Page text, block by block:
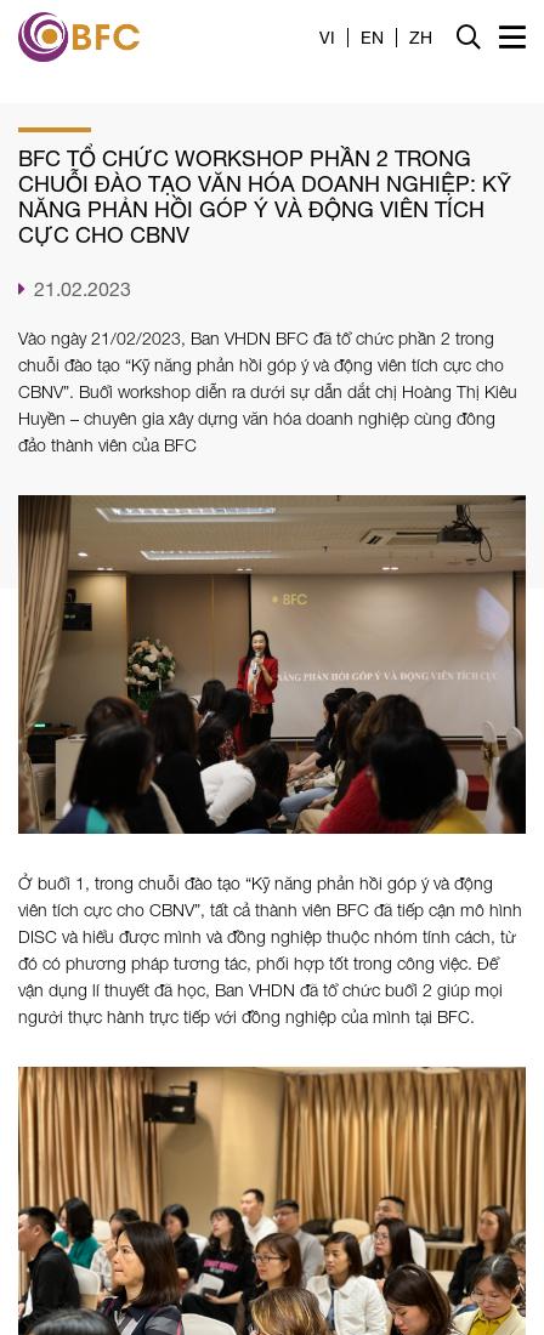
Trang chủ
Dịch vụ
Tin tức
Liên hệ
Tuyển dụng
Công cụ
VI EN ZH
BFC TỔ CHỨC WORKSHOP PHẦN 2 TRONG
CHUỖI ĐÀO TẠO VĂN HÓA DOANH NGHIỆP: KỸ
NĂNG PHẢN HỒI GÓP Ý VÀ ĐỘNG VIÊN TÍCH
CỰC CHO CBNV
21.02.2023
Vào ngày 21/02/2023, Ban VHDN BFC đã tổ chức phần 2 trong
chuỗi đào tạo “Kỹ năng phản hồi góp ý và động viên tích cực cho
CBNV”. Buổi workshop diễn ra dưới sự dẫn dắt chị Hoàng Thị Kiêu
Huyền – chuyên gia xây dựng văn hóa doanh nghiệp cùng đông
đảo thành viên của BFC
Ở buổi 1, trong chuỗi đào tạo “Kỹ năng phản hồi góp ý và động
viên tích cực cho CBNV”, tất cả thành viên BFC đã tiếp cận mô hình
DISC và hiểu được mình và đồng nghiệp thuộc nhóm tính cách, từ
đó có phương pháp tương tác, phối hợp tốt trong công việc. Để
vận dụng lí thuyết đã học, Ban VHDN đã tổ chức buổi 2 giúp mọi
người thực hành trực tiếp với đồng nghiệp của mình tại BFC.